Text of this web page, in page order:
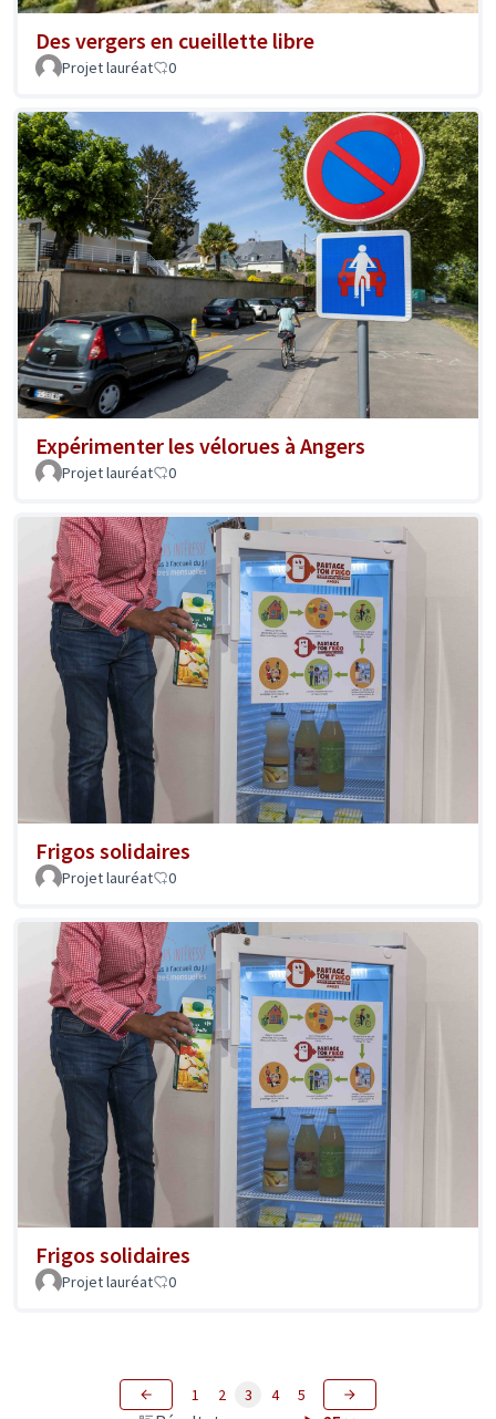
Des vergers en cueillette libre
Projet lauréat 0
Expérimenter les vélorues à Angers
Projet lauréat 0
Frigos solidaires
Projet lauréat 0
Frigos solidaires
Projet lauréat 0
1 2 3 4 5